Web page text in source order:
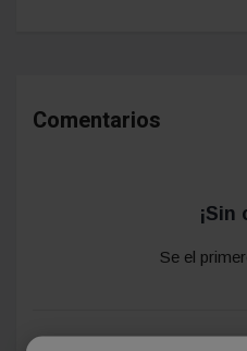
Comentarios
¡Sin
Se el